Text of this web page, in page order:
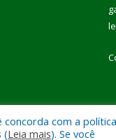
Mapa do Site
concorda com a
(Leia mais). Se você